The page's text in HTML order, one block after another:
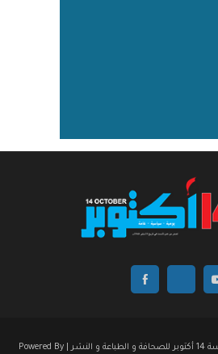
© جميع الحقوق محفوظة لمؤسسة 14 أكتوبر للصحافة و الطباعة و النشر | Powered By